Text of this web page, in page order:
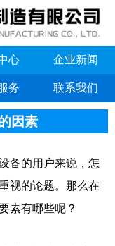
心 企业新闻
务 联系我们
因素
的用户来说，怎
视的论题。那么在
素有哪些呢？